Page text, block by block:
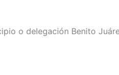
o delegación Benito